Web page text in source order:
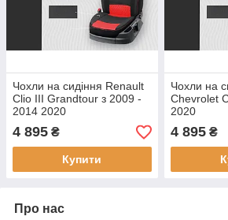
Чохли на сидіння Renault
Clio III Grandtour з 2009 -
2014 2020
4 895 ₴
Купити
Чохли на
Chevrolet
2020
4 895₴
Про нас